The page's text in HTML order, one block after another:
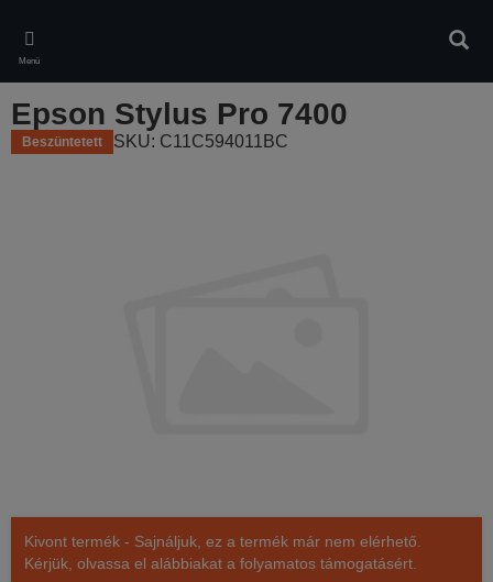
main
content
Menü
Epson Stylus Pro 7400
Beszüntetett SKU: C11C594011BC
Kivont termék - Sajnáljuk, ez a termék már nem elérhető.
Kérjük, olvassa el alábbiakat a folyamatos támogatásért.